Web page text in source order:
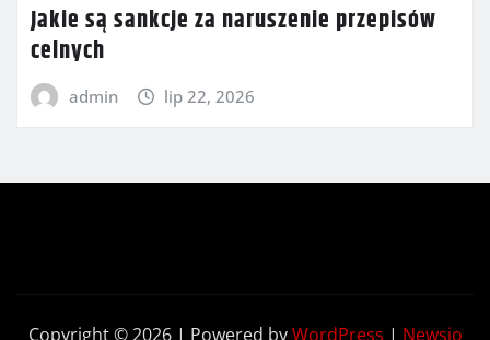
Jakie są sankcje za naruszenie przepisów
celnych
admin lip 22, 2026
Copyright © 2026 | Powered byWordPress | Newsio